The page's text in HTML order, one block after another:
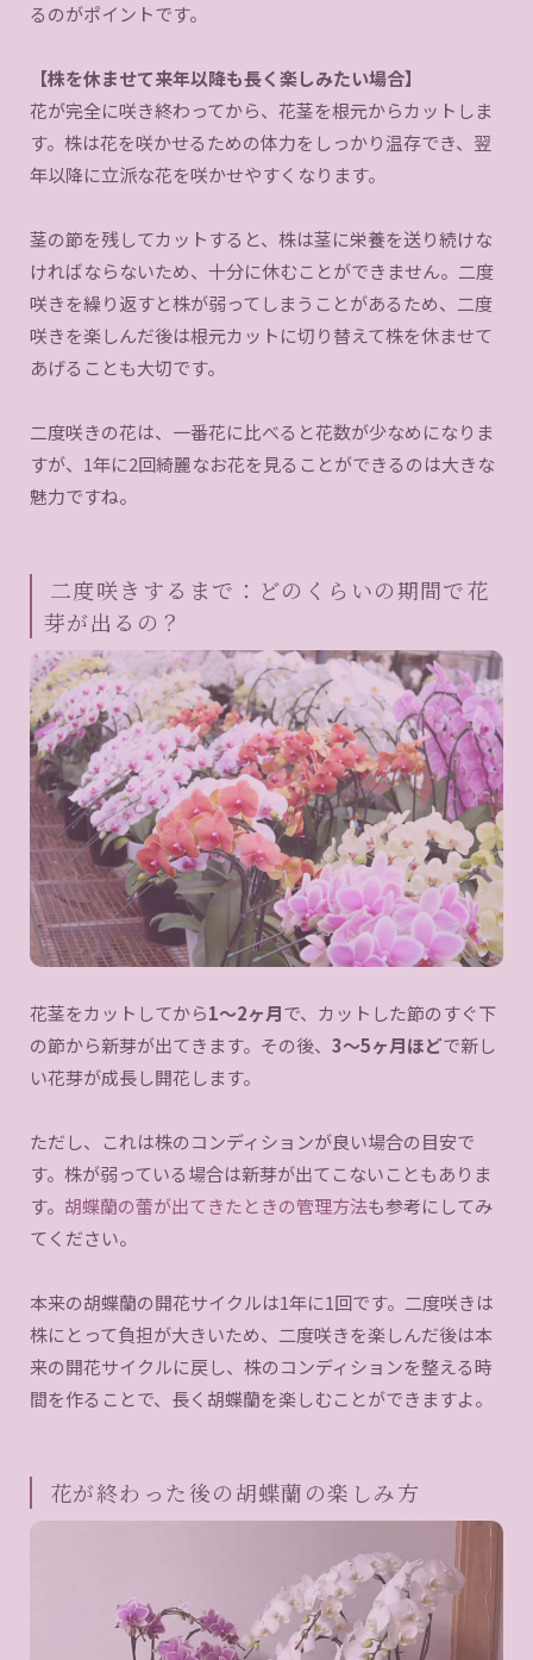
るのがポイントです。
【株を休ませて来年以降も長く楽しみたい場合】
花が完全に咲き終わってから、花茎を根元からカットしま
す。株は花を咲かせるための体力をしっかり温存でき、翌
年以降に立派な花を咲かせやすくなります。
茎の節を残してカットすると、株は茎に栄養を送り続けな
ければならないため、十分に休むことができません。二度
咲きを繰り返すと株が弱ってしまうことがあるため、二度
咲きを楽しんだ後は根元カットに切り替えて株を休ませて
あげることも大切です。
二度咲きの花は、一番花に比べると花数が少なめになりま
すが、1年に2回綺麗なお花を見ることができるのは大きな
魅力ですね。
二度咲きするまで：どのくらいの期間で花
芽が出るの？
花茎をカットしてから1〜2ヶ月で、カットした節のすぐ下
の節から新芽が出てきます。その後、 3〜5ヶ月ほどで新し
い花芽が成長し開花します。
ただし、これは株のコンディションが良い場合の目安で
す。株が弱っている場合は新芽が出てこないこともありま
す。 胡蝶蘭の蕾が出てきたときの管理方法も参考にしてみ
てください。
本来の胡蝶蘭の開花サイクルは1年に1回です。二度咲きは
株にとって負担が大きいため、二度咲きを楽しんだ後は本
来の開花サイクルに戻し、株のコンディションを整える時
間を作ることで、長く胡蝶蘭を楽しむことができますよ。
花が終わった後の胡蝶蘭の楽しみ方